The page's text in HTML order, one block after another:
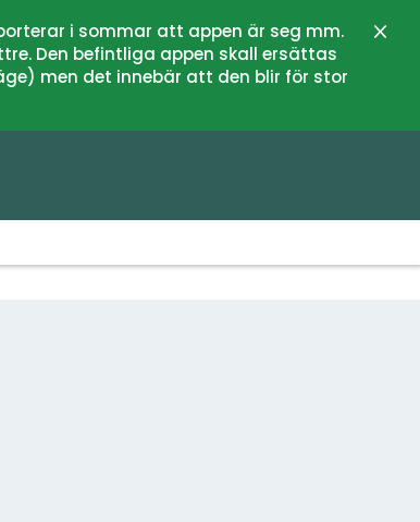
i sommar att appen är seg mm.
Den befintliga appen skall ersättas
men det innebär att den blir för stor